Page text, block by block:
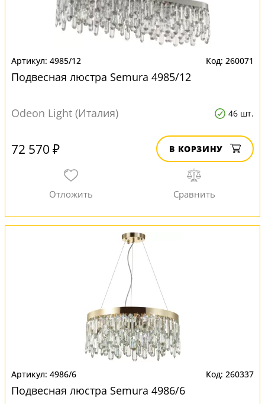
4985/12 260071
Подвесная люстра Semura 4985/12
Odeon Light (Италия) 46 шт.
72 570 ₽ В КОРЗИНУ
4986/6 260337
Подвесная люстра Semura 4986/6